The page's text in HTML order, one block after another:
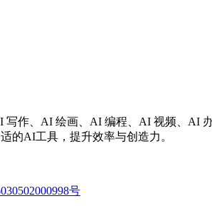
作、AI 绘画、AI 编程、AI 视频、AI
的AI工具，提升效率与创造力。
号